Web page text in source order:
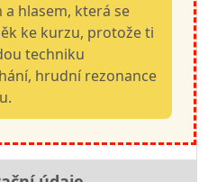
a hlasem, která se
ke kurzu, protože ti
techniku
hrudní rezonance